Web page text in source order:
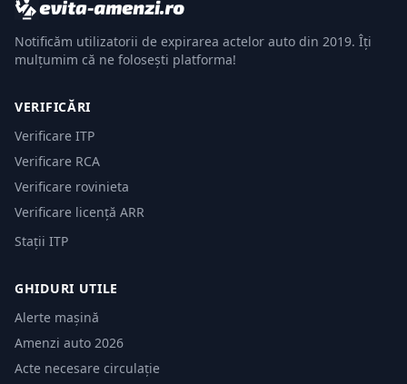
Notificăm utilizatorii de expirarea actelor auto din 2019. Îți
mulțumim că ne folosești platforma!
VERIFICĂRI
Verificare ITP
Verificare RCA
Verificare rovinieta
Verificare licență ARR
Stații ITP
GHIDURI UTILE
Alerte mașină
Amenzi auto 2026
Acte necesare circulație